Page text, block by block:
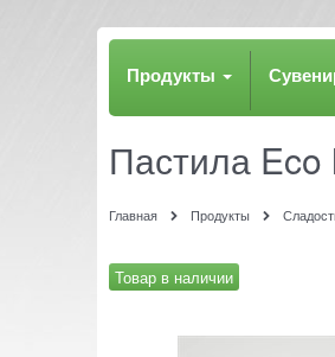
Продукты
Пастила Eco
Главная Продукты
Товар в наличии